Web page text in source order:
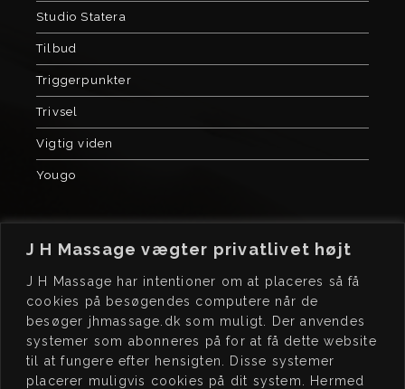
J H Massage vægter privatlivet højt
J H Massage har intentioner om at placeres så få
cookies på besøgendes computere når de
besøger jhmassage.dk som muligt. Der anvendes
systemer som abonneres på for at få dette website
til at fungere efter hensigten. Disse systemer
placerer muligvis cookies på dit system. Hermed
Studio Statera
Tilbud
Triggerpunkter
Trivsel
Vigtig viden
Yougo
J HMASSAGE
Kochsgade 23, dør 3
5000 Odense C
BOOK
Book tid på
www.jhmassage.dk/book